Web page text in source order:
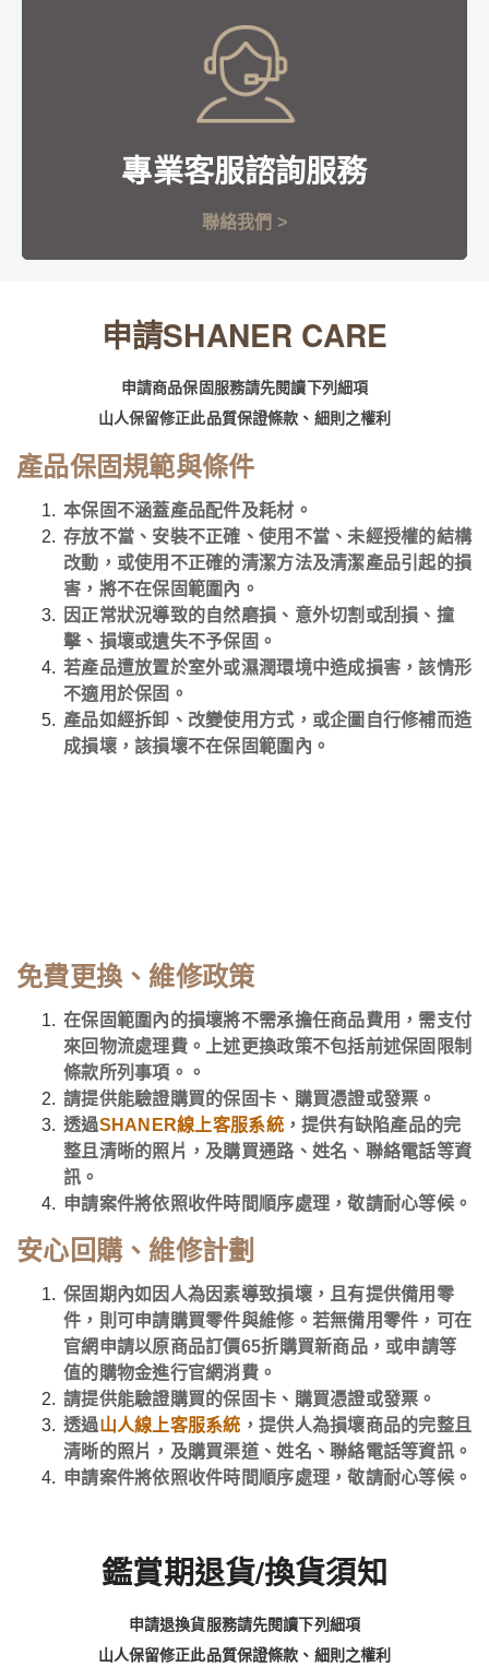
專業客服諮詢服務
聯絡我們 >
申請SHANER CARE
申請商品保固服務請先閱讀下列細項
山人保留修正此品質保證條款、細則之權利
產品保固規範與條件
本保固不涵蓋產品配件及耗材。
存放不當、安裝不正確、使用不當、未經授權的結構
改動，或使用不正確的清潔方法及清潔產品引起的損
害，將不在保固範圍內。
因正常狀況導致的自然磨損、意外切割或刮損、撞
擊、損壞或遺失不予保固。
若產品遭放置於室外或濕潤環境中造成損害，該情形
不適用於保固。
產品如經拆卸、改變使用方式，或企圖自行修補而造
成損壞，該損壞不在保固範圍內。
免費更換、維修政策
在保固範圍內的損壞將不需承擔任商品費用，需支付
來回物流處理費。上述更換政策不包括前述保固限制
條款所列事項。 。
請提供能驗證購買的保固卡、購買憑證或發票。
透過SHANER線上客服系統，提供有缺陷產品的完
整且清晰的照片，及購買通路、姓名、聯絡電話等資
訊。
申請案件將依照收件時間順序處理，敬請耐心等候。
安心回購、維修計劃
保固期內如因人為因素導致損壞，且有提供備用零
件，則可申請購買零件與維修。若無備用零件，可在
官網申請以原商品訂價65折購買新商品，或申請等
值的購物金進行官網消費。
請提供能驗證購買的保固卡、購買憑證或發票。
透過山人線上客服系統 ，提供人為損壞商品的完整且
清晰的照片，及購買渠道、姓名、聯絡電話等資訊。
申請案件將依照收件時間順序處理，敬請耐心等候。
鑑賞期退貨/換貨須知
申請退換貨服務請先閱讀下列細項
山人保留修正此品質保證條款、細則之權利